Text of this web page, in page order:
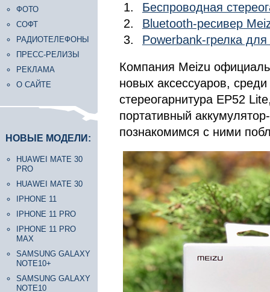
ФОТО
СОФТ
РАДИОТЕЛЕФОНЫ
ПРЕСС-РЕЛИЗЫ
РЕКЛАМА
О САЙТЕ
НОВЫЕ МОДЕЛИ:
HUAWEI MATE 30
PRO
HUAWEI MATE 30
IPHONE 11
IPHONE 11 PRO
IPHONE 11 PRO
MAX
SAMSUNG GALAXY
NOTE10+
SAMSUNG GALAXY
NOTE10
Беспроводная
Bluetooth-ресивер
Powerbank-грелка
Компания Meizu
новых аксессуаров,
стереогарнитура EP52
портативный
познакомимся с ними